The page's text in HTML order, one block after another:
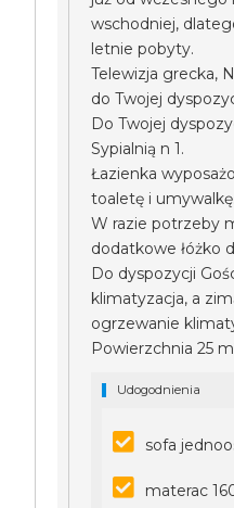
wschodniej,
letnie pobyty.
Telewizja grecka,
do Twojej
Do Twojej
Sypialnią n 1.
Łazienka
toaletę i umywalkę.
W razie potrzeby
dodatkowe łóżko
Do dyspozycji
klimatyzacja, a
ogrzewanie
Powierzchnia 25
Udogodnienia
sofa
materac